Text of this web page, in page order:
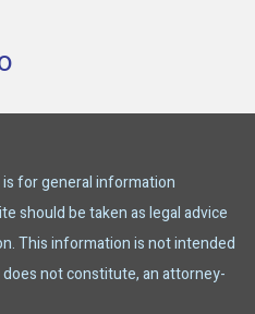
for general information
should be taken as legal advice
This information is not intended
not constitute, an attorney-